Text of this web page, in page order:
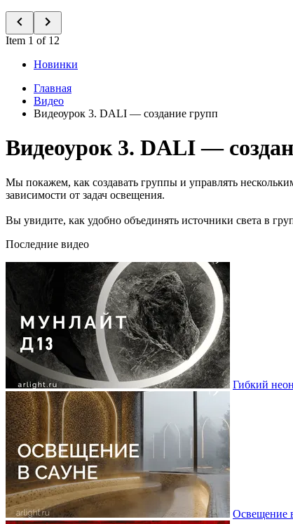
Item 1 of 12
Новинки
Главная
Видео
Видеоурок 3. DALI — создание групп
Видеоурок 3. DALI —
Мы покажем, как создавать группы и управлять
зависимости от задач освещения.
Вы увидите, как удобно объединять источники света в
Последние видео
Гибкий
Освещение